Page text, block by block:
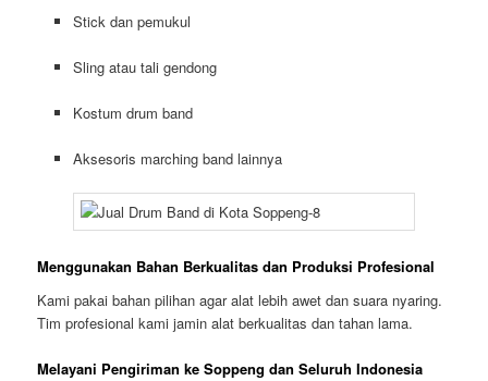
Stick dan pemukul
Sling atau tali gendong
Kostum drum band
Aksesoris marching band lainnya
Menggunakan Bahan Berkualitas dan Produksi Profesional
Kami pakai bahan pilihan agar alat lebih awet dan suara nyaring.
Tim profesional kami jamin alat berkualitas dan tahan lama.
Melayani Pengiriman ke Soppeng dan Seluruh Indonesia